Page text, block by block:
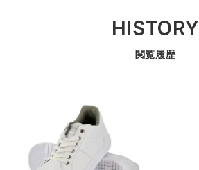
HISTORY
閲覧履歴